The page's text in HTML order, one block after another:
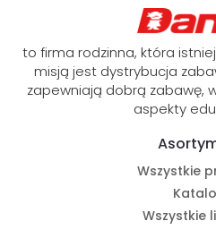
to firma rodzinna, która
misją jest dystrybucja
zapewniają dobrą zabawę,
aspekty
Wszystkie
Wszystkie